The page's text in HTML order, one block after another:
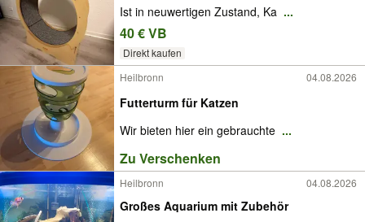
Ist in neuwertigen Zustand, Ka ...
40 € VB
Direkt kaufen
Heilbronn
04.08.2026
Futterturm für Katzen
Wir bieten hier ein gebrauchte ...
Zu Verschenken
Heilbronn 04.08.2026
Großes Aquarium mit Zubehör